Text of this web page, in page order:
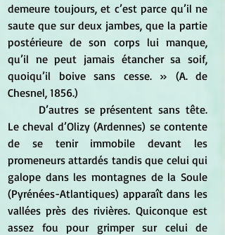
demeure toujours, et c’est parce qu’il ne
saute que sur deux jambes, que la partie
postérieure de son corps lui manque,
qu’il ne peut jamais étancher sa soif,
quoiqu’il boive sans cesse. » (A. de
Chesnel, 1856.)
Le cheval d’Olizy (Ardennes) se contente
de se tenir immobile devant les
promeneurs attardés tandis que celui qui
galope dans les montagnes de la Soule
(Pyrénées-Atlantiques) apparaît dans les
vallées près des rivières. Quiconque est
assez fou pour grimper sur celui de